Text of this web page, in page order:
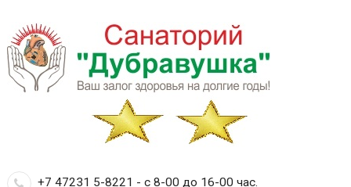
+7 47231 5-8221 - с 8-00 до 16-00 час.